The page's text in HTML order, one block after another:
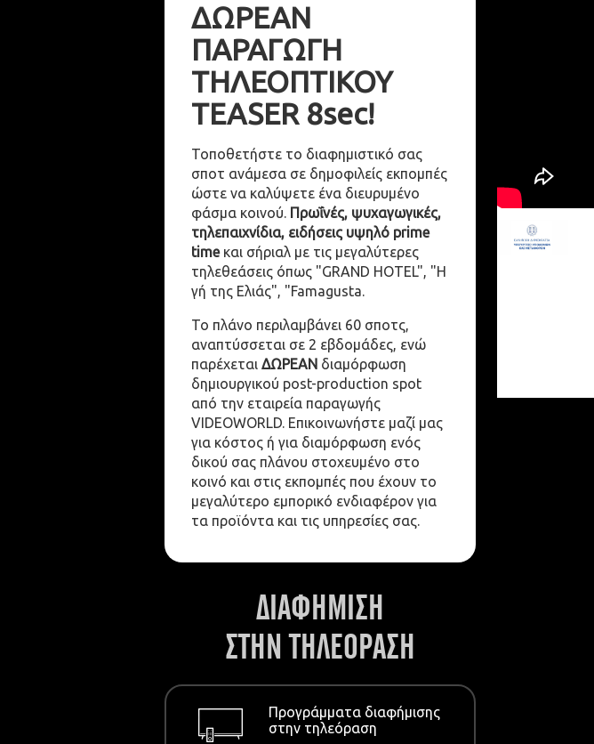
ΔΩΡΕΑΝ
ΠΑΡΑΓΩΓΗ
ΤΗΛΕΟΠΤΙΚΟΥ
TEASER 8sec!
Τοποθετήστε το διαφημιστικό σας
σποτ ανάμεσα σε δημοφιλείς εκπομπές
ώστε να καλύψετε ένα διευρυμένο
φάσμα κοινού. Πρωΐνές, ψυχαγωγικές,
τηλεπαιχνίδια, ειδήσεις υψηλό prime
timeκαι σήριαλ με τις μεγαλύτερες
τηλεθεάσεις όπως "GRAND HOTEL", "Η
γή της Ελιάς", "Famagusta.
Το πλάνο περιλαμβάνει 60 σποτς,
αναπτύσσεται σε 2 εβδομάδες, ενώ
παρέχεται ΔΩΡΕΑΝ διαμόρφωση
δημιουργικού post-production spot
από την εταιρεία παραγωγής
VIDEOWORLD. Επικοινωνήστε μαζί μας
για κόστος ή για διαμόρφωση ενός
δικού σας πλάνου στοχευμένο στο
κοινό και στις εκπομπές που έχουν το
μεγαλύτερο εμπορικό ενδιαφέρον για
τα προϊόντα και τις υπηρεσίες σας.
ΔΙΑΦΗΜΙΣΗ
ΣΤΗΝ ΤΗΛΕΟΡΑΣΗ
Προγράμματα διαφήμισης
στην τηλεόραση